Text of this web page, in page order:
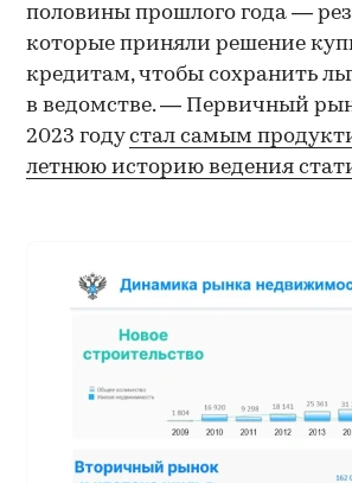
половины прошлого года —
которые приняли решение
кредитам, чтобы сохранить
в ведомстве. — Первичный
2023 годустал самым
летнюю историю ведения